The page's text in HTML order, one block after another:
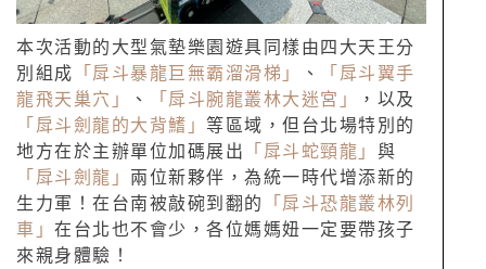
本次活動的大型氣墊樂園遊具同樣由四大天王分
別組成 「戽斗暴龍巨無霸溜滑梯」 、
「戽斗翼手
龍飛天巢穴」
、 「戽斗腕龍叢林大迷宮」
，以及
「戽斗劍龍的大背鰭」 等區域，但台北場特別的
地方在於主辦單位加碼展出
「戽斗蛇頸龍」 與
「戽斗劍龍」 兩位新夥伴，為統一時代增添新的
生力軍！在台南被敲碗到翻的
「戽斗恐龍叢林列
車」 在台北也不會少，各位媽媽妞一定要帶孩子
來親身體驗！